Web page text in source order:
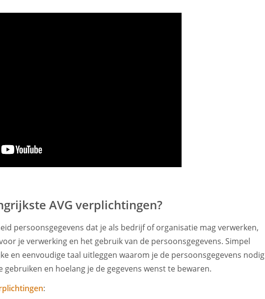
AVG verplichtingen?
persoonsgegevens dat je als bedrijf of organisatie mag verwerken,
je verwerking en het gebruik van de persoonsgegevens. Simpel
en eenvoudige taal uitleggen waarom je de persoonsgegevens nodig
gebruiken en hoelang je de gegevens wenst te bewaren.
: